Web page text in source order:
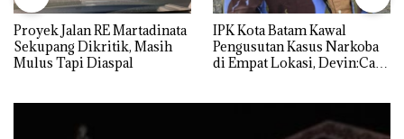
Proyek Jalan RE Martadinata
Sekupang Dikritik, Masih
Mulus Tapi Diaspal
IPK Kota Batam Kawal
Pengusutan Kasus Narkoba
di Empat Lokasi, Devin:Cari